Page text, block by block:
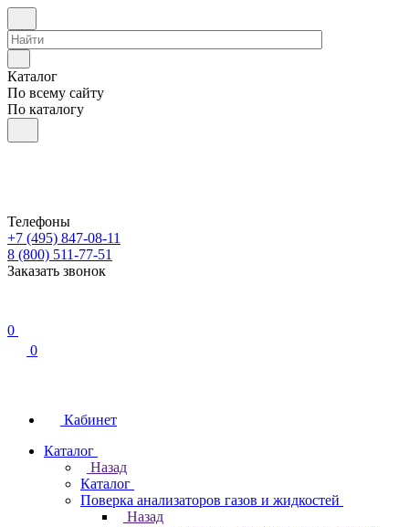
Каталог
По всему сайту
По каталогу
Телефоны
+7 (495) 847-08-11
8 (800) 511-77-51
Заказать звонок
0
0
Кабинет
Каталог
Назад
Каталог
Поверка анализаторов газов и жидкостей
Назад